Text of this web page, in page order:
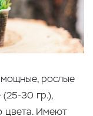
рослые
30 гр.),
цвета. Имеют